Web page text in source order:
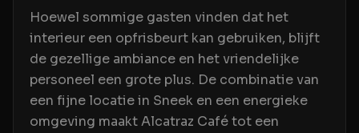
Hoewel sommige gasten vinden dat het
interieur een opfrisbeurt kan gebruiken, blijft
de gezellige ambiance en het vriendelijke
personeel een grote plus. De combinatie van
een fijne locatie in Sneek en een energieke
omgeving maakt Alcatraz Café tot een